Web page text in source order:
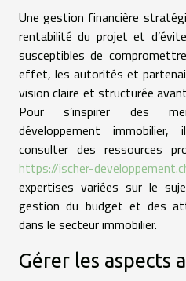
Une gestion financière
rentabilité du projet et
susceptibles de
effet, les autorités et
vision claire et structurée
Pour s’inspirer des
développement
consulter des ressources
https://ischer-
expertises variées sur le
gestion du budget et des
dans le secteur immobilier.
Gérer les aspects